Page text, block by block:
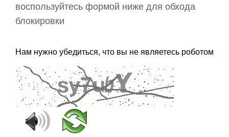
воспользуйтесь формой ниже для обхода
блокировки
Нам нужно убедиться, что вы не являетесь роботом